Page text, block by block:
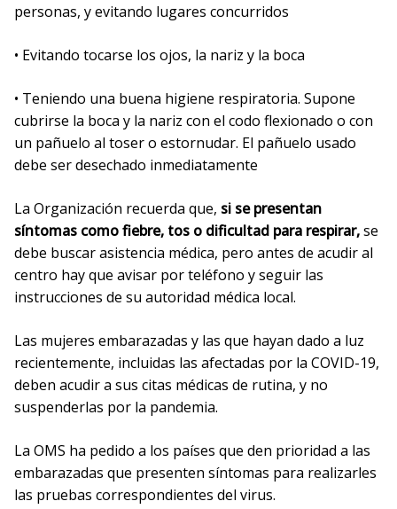
personas, y evitando lugares concurridos
• Evitando tocarse los ojos, la nariz y la boca
• Teniendo una buena higiene respiratoria. Supone
cubrirse la boca y la nariz con el codo flexionado o con
un pañuelo al toser o estornudar. El pañuelo usado
debe ser desechado inmediatamente
La Organización recuerda que, si se presentan
síntomas como fiebre, tos o dificultad para respirar,se
debe buscar asistencia médica, pero antes de acudir al
centro hay que avisar por teléfono y seguir las
instrucciones de su autoridad médica local.
Las mujeres embarazadas y las que hayan dado a luz
recientemente, incluidas las afectadas por la COVID-19,
deben acudir a sus citas médicas de rutina, y no
suspenderlas por la pandemia.
La OMS ha pedido a los países que den prioridad a las
embarazadas que presenten síntomas para realizarles
las pruebas correspondientes del virus.